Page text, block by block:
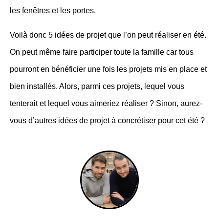
les fenêtres et les portes.
Voilà donc 5 idées de projet que l’on peut réaliser en été.
On peut même faire participer toute la famille car tous
pourront en bénéficier une fois les projets mis en place et
bien installés. Alors, parmi ces projets, lequel vous
tenterait et lequel vous aimeriez réaliser ? Sinon, aurez-
vous d’autres idées de projet à concrétiser pour cet été ?